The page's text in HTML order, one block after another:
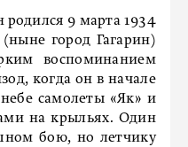
9 марта 1934
город Гагарин)
воспоминанием
когда он в начале
самолеты «Як» и
на крыльях. Один
бою, но летчику